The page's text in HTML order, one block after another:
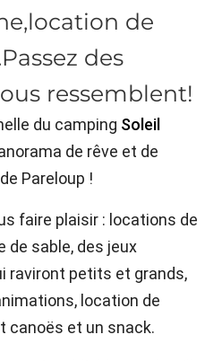
de
des
ressemblent!
du camping Soleil
de rêve et de
Pareloup !
faire plaisir : locations de
de sable, des jeux
raviront petits et grands,
location de
canoës et un snack.